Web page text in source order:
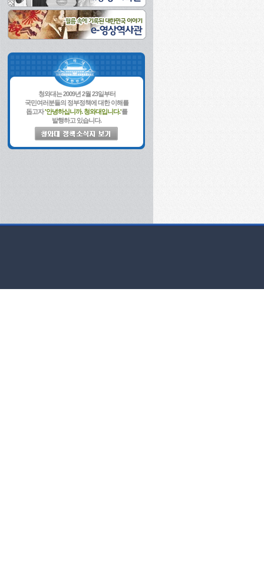
청와대는 2009년 2월 23일부터
국민여러분들의 정부정책에 대한 이해를
돕고자'안녕하십니까. 청와대입니다.'를
발행하고 있습니다.